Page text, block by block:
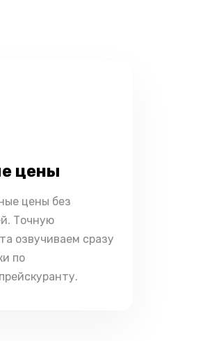
цены
цены без
Точную
озвучиваем сразу
по